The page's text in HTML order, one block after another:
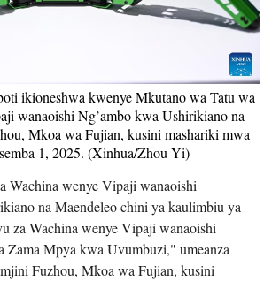
ikioneshwa kwenye Mkutano wa Tatu wa
wanaoishi Ng’ambo kwa Ushirikiano na
Mkoa wa Fujian, kusini mashariki mwa
1, 2025. (Xinhua/Zhou Yi)
Wachina wenye Vipaji wanaoishi
na Maendeleo chini ya kaulimbiu ya
za Wachina wenye Vipaji wanaoishi
Zama Mpya kwa Uvumbuzi," umeanza
Fuzhou, Mkoa wa Fujian, kusini